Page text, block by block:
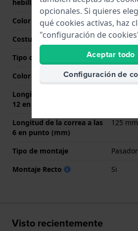
hebilla
Color de correa
Verde
Costura de color
Verde
Tipo de cierre
Hebilla
Color del cierre
Longitud de la correa a las
12 en punto (mm)
Longitud de la correa a las
6 en punto (mm)
125 mm
Tipo de montaje
Montaje Recto
Si
Visto recientemente
opcionales. Si quieres
qué cookies activas, haz
"configuración de
Aceptar todo
Configuración de